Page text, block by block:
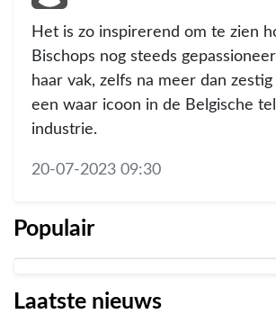
Het is zo inspirerend om te zien
Bischops nog steeds
haar vak, zelfs na meer dan zestig
een waar icoon in de Belgische
industrie.
20-07-2023 09:30
Populair
Laatste nieuws